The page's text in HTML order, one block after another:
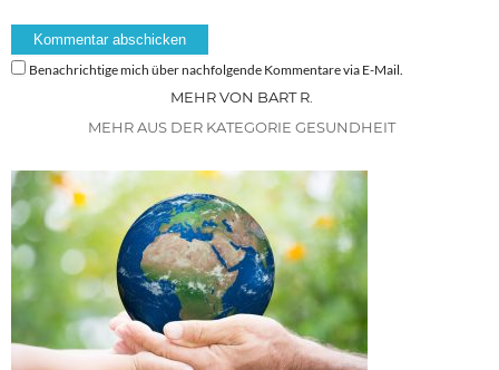
Benachrichtige mich über nachfolgende Kommentare via E-Mail.
MEHR VON BART R.
MEHR AUS DER KATEGORIE GESUNDHEIT